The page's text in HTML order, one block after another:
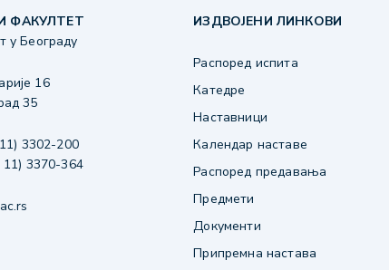
ФАКУЛТЕТ
у Београду
16
35
3302-200
3370-364
ИЗДВОЈЕНИ ЛИНКОВИ
Распоред испита
Катедре
Наставници
Календар наставе
Распоред предавања
Предмети
Документи
Припремна настава